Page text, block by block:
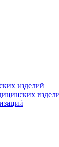
изделий